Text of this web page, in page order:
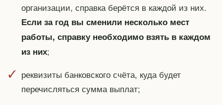
организации, справка берётся в каждой из них.
Если за год вы сменили несколько мест
работы, справку необходимо взять в каждом
из них;
реквизиты банковского счёта, куда будет
перечисляться сумма выплат;